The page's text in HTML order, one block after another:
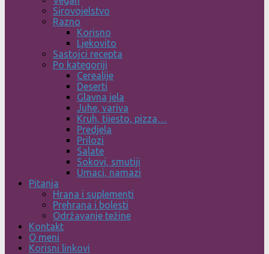
Sirovojelstvo
Razno
Korisno
Ljekovito
Sastojci recepta
Po kategoriji
Cerealije
Deserti
Glavna jela
Juhe, variva
Kruh, tijesto, pizza…
Predjela
Prilozi
Salate
Sokovi, smutiji
Umaci, namazi
Pitanja
Hrana i suplementi
Prehrana i bolesti
Održavanje težine
Kontakt
O meni
Korisni linkovi